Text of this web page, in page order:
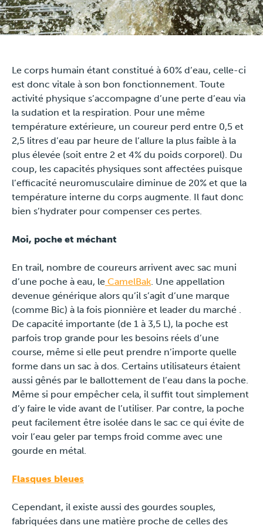
Travel
About
Jobs
News
Product Tests
TraKKs Team
Press
Le corps humain étant constitué à 60% d’eau, celle-ci
est donc vitale à son bon fonctionnement. Toute
activité physique s’accompagne d’une perte d’eau via
la sudation et la respiration. Pour une même
température extérieure, un coureur perd entre 0,5 et
2,5 litres d’eau par heure de l’allure la plus faible à la
plus élevée (soit entre 2 et 4% du poids corporel). Du
coup, les capacités physiques sont affectées puisque
l’efficacité neuromusculaire diminue de 20% et que la
température interne du corps augmente. Il faut donc
bien s’hydrater pour compenser ces pertes.
Moi, poche et méchant
En trail, nombre de coureurs arrivent avec sac muni
d’une poche à eau, le CamelBak. Une appellation
devenue générique alors qu’il s’agit d’une marque
(comme Bic) à la fois pionnière et leader du marché .
De capacité importante (de 1 à 3,5 L), la poche est
parfois trop grande pour les besoins réels d’une
course, même si elle peut prendre n’importe quelle
forme dans un sac à dos. Certains utilisateurs étaient
aussi gênés par le ballottement de l’eau dans la poche.
Même si pour empêcher cela, il suffit tout simplement
d’y faire le vide avant de l’utiliser. Par contre, la poche
peut facilement être isolée dans le sac ce qui évite de
voir l’eau geler par temps froid comme avec une
gourde en métal.
Flasques bleues
Cependant, il existe aussi des gourdes souples,
fabriquées dans une matière proche de celles des